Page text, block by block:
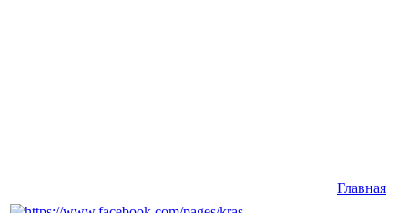
Главная